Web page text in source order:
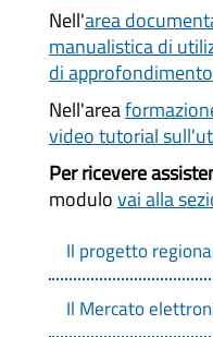
Nell'area
manualistica di
di approfondimento
Nell'area
video tutorial
Per ricevere
modulovai alla
Il progetto
Il Mercato